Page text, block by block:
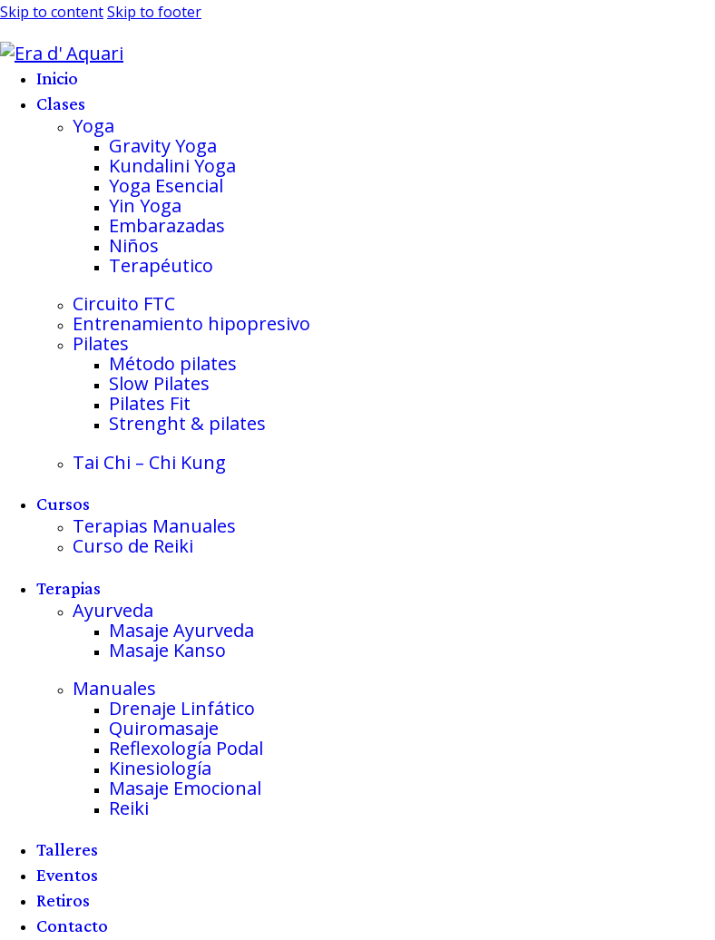
Skip to contentSkip to footer
Inicio
Clases
Yoga
Gravity Yoga
Kundalini Yoga
Yoga Esencial
Yin Yoga
Embarazadas
Niños
Terapéutico
Circuito FTC
Entrenamiento hipopresivo
Pilates
Método pilates
Slow Pilates
Pilates Fit
Strenght & pilates
Tai Chi – Chi Kung
Cursos
Terapias Manuales
Curso de Reiki
Terapias
Ayurveda
Masaje Ayurveda
Masaje Kanso
Manuales
Drenaje Linfático
Quiromasaje
Reflexología Podal
Kinesiología
Masaje Emocional
Reiki
Talleres
Eventos
Retiros
Contacto